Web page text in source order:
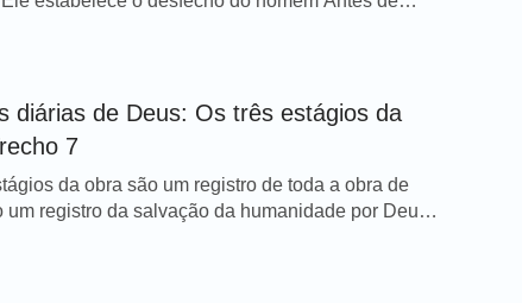
[…]
diárias de Deus: Os três estágios da
7
da obra são um registro de toda a obra de
um registro da salvação da humanidade por Deus